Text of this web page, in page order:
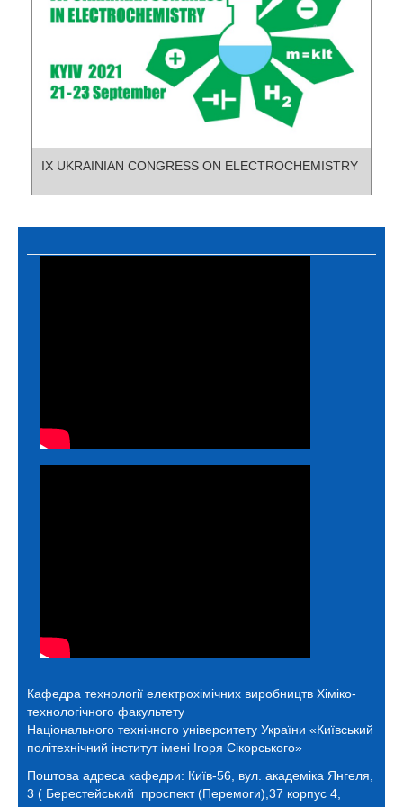
IX UKRAINIAN CONGRESS ON ELECTROCHEMISTRY
Кафедра технології електрохімічних виробництв Хіміко-
технологічного факультету
Національного технічного університету України «Київський
політехнічний інститут імені Ігоря Сікорського»
Поштова адреса кафедри: Київ-56, вул. академіка Янгеля,
3 ( Берестейський проспект (Перемоги),37 корпус 4,